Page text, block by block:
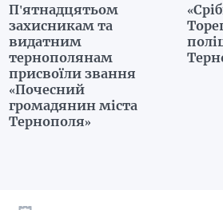
П'ятнадцятьом
захисникам та
видатним
тернополянам
присвоїли звання
«Почесний
громадянин міста
Тернополя»